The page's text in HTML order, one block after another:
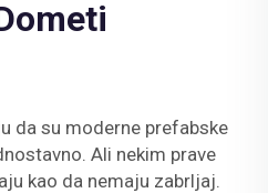
da su moderne prefabske
Ali nekim prave
kao da nemaju zabrljaj.